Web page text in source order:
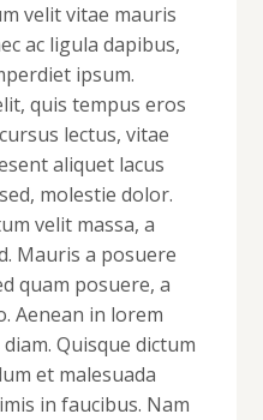
velit vitae mauris
ac ligula dapibus,
ipsum.
quis tempus eros
lectus, vitae
aliquet lacus
molestie dolor.
velit massa, a
Mauris a posuere
quam posuere, a
Aenean in lorem
Quisque dictum
et malesuada
in faucibus. Nam